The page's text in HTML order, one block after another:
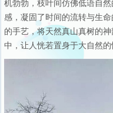
机勃勃，枝叶间仿佛低语自
感，凝固了时间的流转与生
的手艺，将天然真山真树的
中，让人恍若置身于大自然的